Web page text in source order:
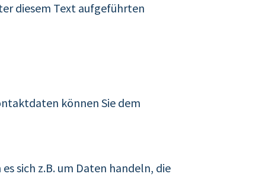
diesem Text aufgeführten
können Sie dem
sich z.B. um Daten handeln, die